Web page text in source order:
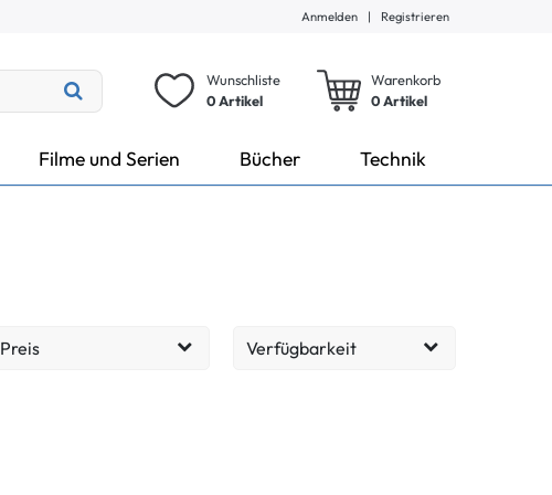
Anmelden | Registrieren
Wunschliste
0 Artikel
Warenkorb
0Artikel
Filme und Serien Bücher Technik
Preis Verfügbarkeit